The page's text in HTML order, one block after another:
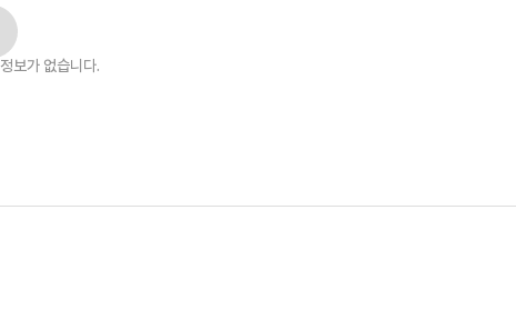
정보가 없습니다.